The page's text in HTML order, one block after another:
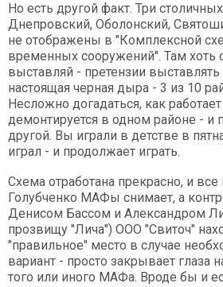
Но есть другой факт. Три
Днепровский, Оболонский,
не отображены в "Комплексной
временных сооружений". Там хоть
выставляй - претензии
настоящая черная дыра - 3 из 10
Несложно догадаться, как
демонтируется в одном районе - и
другой. Вы играли в детстве в
играл - и продолжает играть.
Схема отработана прекрасно, и
Голубченко МАФы снимает, а
Денисом Бассом и Александром
прозвищу "Лича") ООО "Свиточ"
"правильное" место в случае
вариант - просто закрывает глаза
того или иного МАФа. Вроде бы и